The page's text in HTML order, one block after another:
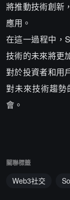
將推動技術創新
應用。
在這一過程中，
技術的未來將更
對於投資者和用
對未來技術趨
會。
關聯標籤
Web3社交